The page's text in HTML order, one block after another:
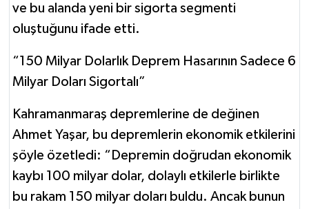
ve bu alanda yeni bir sigorta segmenti
oluştuğunu ifade etti.
“150 Milyar Dolarlık Deprem Hasarının Sadece 6
Milyar Doları Sigortalı”
Kahramanmaraş depremlerine de değinen
Ahmet Yaşar, bu depremlerin ekonomik etkilerini
şöyle özetledi: “Depremin doğrudan ekonomik
kaybı 100 milyar dolar, dolaylı etkilerle birlikte
bu rakam 150 milyar doları buldu. Ancak bunun